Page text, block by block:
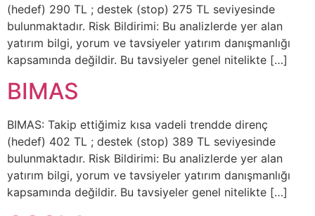
(hedef) 290 TL ; destek (stop) 275 TL seviyesinde
bulunmaktadır. Risk Bildirimi: Bu analizlerde yer alan
yatırım bilgi, yorum ve tavsiyeler yatırım danışmanlığı
kapsamında değildir. Bu tavsiyeler genel nitelikte […]
BIMAS
BIMAS: Takip ettiğimiz kısa vadeli trendde direnç
(hedef) 402 TL ; destek (stop) 389 TL seviyesinde
bulunmaktadır. Risk Bildirimi: Bu analizlerde yer alan
yatırım bilgi, yorum ve tavsiyeler yatırım danışmanlığı
kapsamında değildir. Bu tavsiyeler genel nitelikte […]